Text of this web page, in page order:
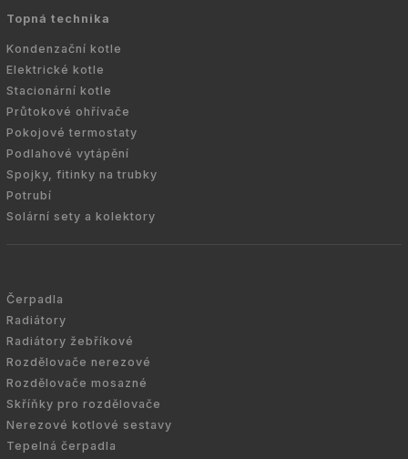
Topná technika
Kondenzační kotle
Elektrické kotle
Stacionární kotle
Průtokové ohřívače
Pokojové termostaty
Podlahové vytápění
Spojky, fitinky na trubky
Potrubí
Solární sety a kolektory
Čerpadla
Radiátory
Radiátory žebříkové
Rozdělovače nerezové
Rozdělovače mosazné
Skříňky pro rozdělovače
Nerezové kotlové sestavy
Tepelná čerpadla